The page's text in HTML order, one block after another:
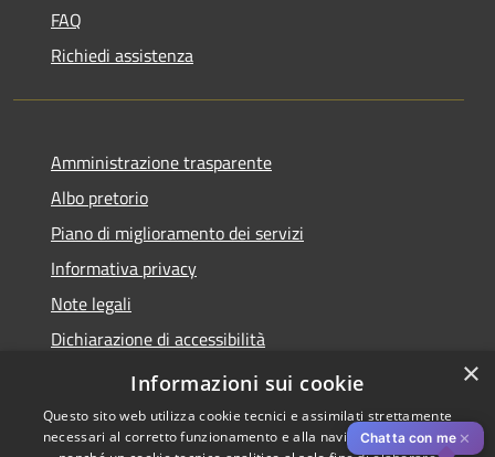
FAQ
Richiedi assistenza
Amministrazione trasparente
Albo pretorio
Piano di miglioramento dei servizi
Informativa privacy
Note legali
Dichiarazione di accessibilità
Obiettivi di accessibilità per l'anno 2025
Chatta con me ✕
×
Informazioni sui cookie
Questo sito web utilizza cookie tecnici e assimilati strettamente
necessari al corretto funzionamento e alla navigazione del sito,